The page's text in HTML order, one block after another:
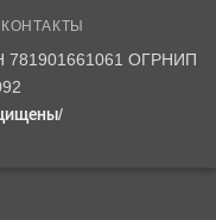
КОНТАКТЫ
781901661061 ОГРНИП
/